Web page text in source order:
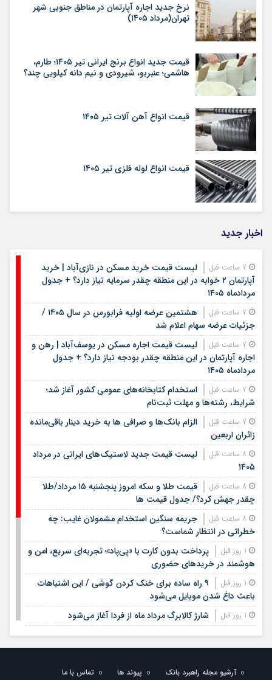
نرخ جدید اجاره آپارتمان در مناطق جنوبی شهر
تهران(مرداد ۱۴۰۵)
قیمت جدید انواع برنج ایرانی تیر ۱۴۰۵؛ طارم،
هاشمی؛ عنبربو، شیرودی و نیم دانه کیلویی چند؟
قیمت انواع آهن آلات تیر ۱۴۰۵
قیمت انواع لوله فلزی تیر ۱۴۰۵
اخبار جدید
لیست قیمت خرید مسکن در نازی‌آباد | خرید
آپارتمان ۲ خوابه در این منطقه چقدر سرمایه نیاز دارد؟ + جدول
مردادماه ۱۴۰۵
هشتمین عرضه اولیه فرابورس در سال ۱۴۰۵ /
جزئیات عرضه سهام اعلام شد
لیست قیمت اجاره مسکن در یوسف‌آباد | رهن و
اجاره آپارتمان در این منطقه چقدر بودجه نیاز دارد؟ + جدول
مردادماه ۱۴۰۵
استخدام کتابخانه‌های عمومی کشور آغاز شد؛
شرایط، رشته‌ها و مهلت ثبت‌نام
الزام بانک‌ها و صرافی ها به خرید دینار باقی‌مانده
زائران اربعین
لیست قیمت جدید لاستیک‌های ایرانی در مرداد
۱۴۰۵
قیمت طلا و سکه امروز پنجشنبه ۱۵ مرداد/طلا
چقدر جهش کرد؟/ جدول قیمت ها
جریمه سنگین استخدام مشمولان غایب: چه
خطراتی در انتظار شماست؟
پرداخت بدون کارت با «پی‌پاد»؛ تجربه‌ای سریع، امن و
هوشمند در خریدهای حضوری
۹ راه ساده برای خنک کردن گوشی / این اشتباهات
باعث داغ شدن موبایل می‌شود
شارژ کالابرگ مرداد ماه از فردا آغاز می‌شود
1 روز قبل
لیست قیمت اجاره مسکن در شهرک غرب |
اجاره‌نشینی در این منطقه چقدر هزینه دارد؟ + جدول مردادماه
آرشیو مجله راهبرد بانک پیوند ها تماس با ما